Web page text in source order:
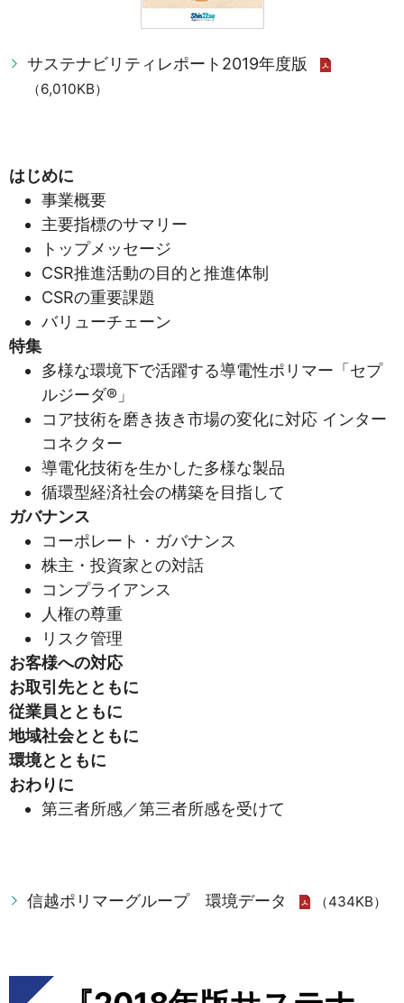
サステナビリティレポート2019年度版
（6,010KB）
はじめに
事業概要
主要指標のサマリー
トップメッセージ
CSR推進活動の目的と推進体制
CSRの重要課題
バリューチェーン
特集
多様な環境下で活躍する導電性ポリマー「セプ
ルジーダ®」
コア技術を磨き抜き市場の変化に対応 インター
コネクター
導電化技術を生かした多様な製品
循環型経済社会の構築を目指して
ガバナンス
コーポレート・ガバナンス
株主・投資家との対話
コンプライアンス
人権の尊重
リスク管理
お客様への対応
お取引先とともに
従業員とともに
地域社会とともに
環境とともに
おわりに
第三者所感／第三者所感を受けて
信越ポリマーグループ 環境データ （434KB）